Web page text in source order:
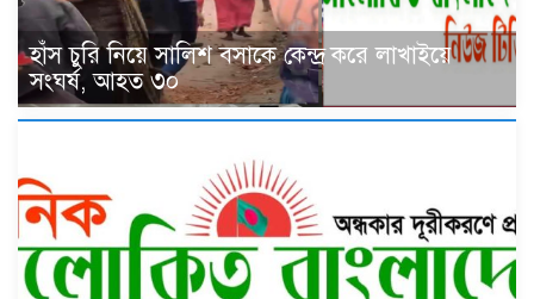
হাঁস চুরি নিয়ে সালিশ বসাকে কেন্দ্র করে লাখাইয়ে
সংঘর্ষ, আহত ৩০